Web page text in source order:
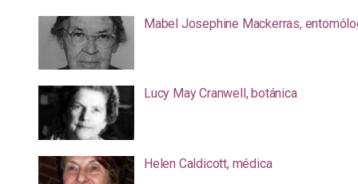
Mabel Josephine Mackerras,
Lucy May Cranwell, botánica
Helen Caldicott, médica